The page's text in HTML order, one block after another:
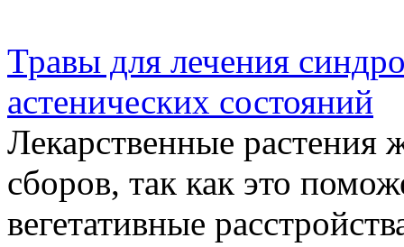
Травы для лечения
астенических состояний
Лекарственные растения
сборов, так как это
вегетативные